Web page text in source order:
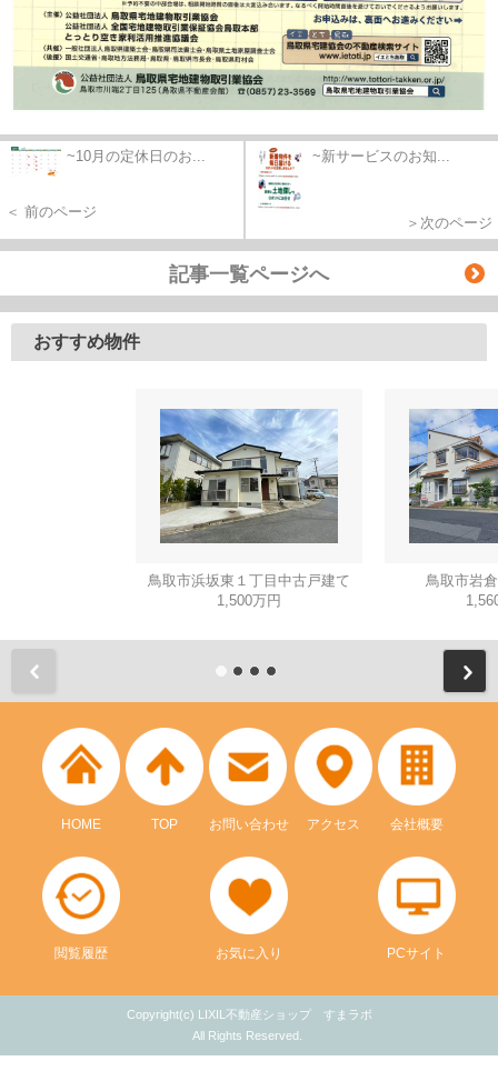
~10月の定休日のお...
＜ 前のページ
~新サービスのお知...
＞次のページ
記事一覧ページへ
おすすめ物件
鳥取市浜坂東１丁目中古戸建て
1,500万円
鳥取市岩
HOME TOP お問い合わせ アクセス 会社概要
閲覧履歴 お気に入り PCサイト
Copyright(c) LIXIL不動産ショップ すまラボ
All Rights Reserved.